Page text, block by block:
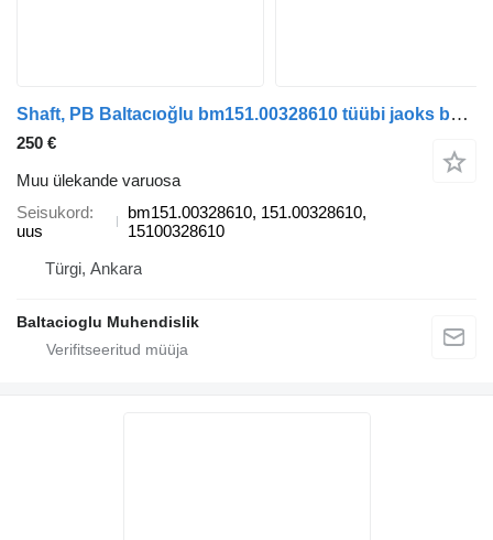
Shaft, PB Baltacıoğlu bm151.00328610 tüübi jaoks bussi
250 €
Muu ülekande varuosa
Seisukord
uus
bm151.00328610, 151.00328610,
15100328610
Türgi, Ankara
Baltacioglu Muhendislik